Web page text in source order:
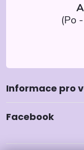
u
Informace pro
Facebook